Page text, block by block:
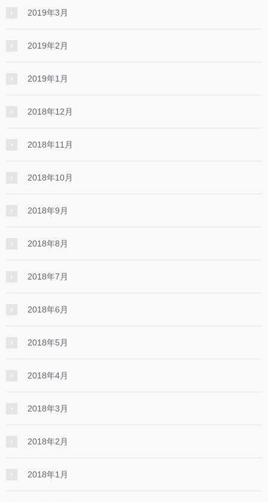
2019年3月
2019年2月
2019年1月
2018年12月
2018年11月
2018年10月
2018年9月
2018年8月
2018年7月
2018年6月
2018年5月
2018年4月
2018年3月
2018年2月
2018年1月